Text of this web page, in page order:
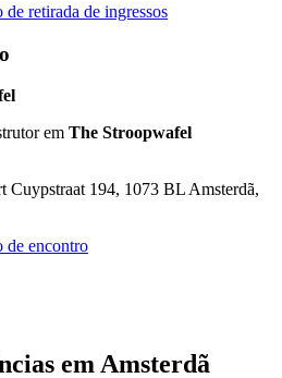
retirada de ingressos
em The Stroopwafel
Cuypstraat 194, 1073 BL Amsterdã,
de encontro
em Amsterdã